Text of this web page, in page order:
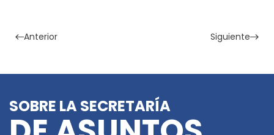
Anterior Siguiente
SOBRE LA SECRETARÍA